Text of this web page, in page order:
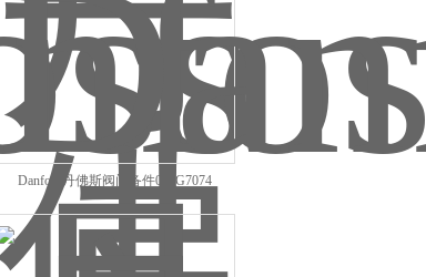
Danfoss丹佛斯阀门备件034G7074